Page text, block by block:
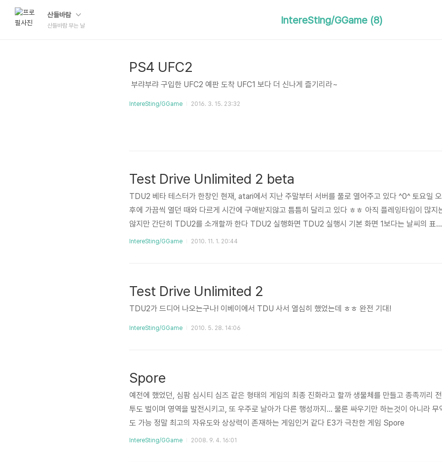
산들바람
산들바람 부는 날 IntereSting/GGame (8)
PS4 UFC2
​ 부랴부랴 구입한 UFC2 예판 도착 UFC1 보다 더 신나게 즐기리라~
IntereSting/GGame 2016. 3. 15. 23:32
Test Drive Unlimited 2 beta
TDU2 베타 테스터가 한창인 현재, atari에서 지난 주말부터 서버를 풀로 열어주고 있다 ^0^ 토요일 오
후에 가끔씩 열던 때와 다르게 시간에 구애받지않고 틈틈히 달리고 있다 ㅎㅎ 아직 플레잉타임이 많지
않지만 간단히 TDU2를 소개할까 한다 TDU2 실행화면 TDU2 실행시 기본 화면 1보다는 날씨의 표
이 좀더 그럴듯하고, 맵이나 차의 표현도 세심하게 된거 같다 TDU2의 전체 map TDU1이 하와이를
IntereSting/GGame 2010. 11. 1. 20:44
Test Drive Unlimited 2
TDU2가 드디어 나오는구나! 이베이에서 TDU 사서 열심히 했었는데 ㅎㅎ 완전 기대!
IntereSting/GGame 2010. 5. 28. 14:06
Spore
예전에 했었던, 심팜 심시티 심즈 같은 형태의 게임의 최종 진화라고 할까 생물체를 만들고 종족끼리 전
투도 벌이며 영역을 발전시키고, 또 우주로 날아가 다른 행성까지... 물론 싸우기만 하는것이 아니라 무
도 가능 정말 최고의 자유도와 상상력이 존재하는 게임인거 같다 E3가 극찬한 게임 Spore
IntereSting/GGame 2008. 9. 4. 16:01